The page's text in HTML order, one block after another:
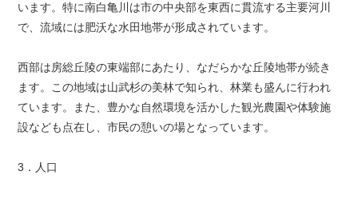
います。特に南白亀川は市の中央部を東西に貫流する主要河川
で、流域には肥沃な水田地帯が形成されています。
西部は房総丘陵の東端部にあたり、なだらかな丘陵地帯が続き
ます。この地域は山武杉の美林で知られ、林業も盛んに行われ
ています。また、豊かな自然環境を活かした観光農園や体験施
設なども点在し、市民の憩いの場となっています。
3．人口